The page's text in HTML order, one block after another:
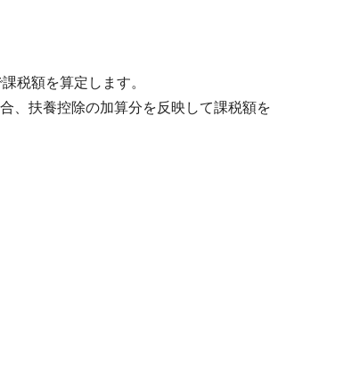
税額を算定します。
、扶養控除の加算分を反映して課税額を